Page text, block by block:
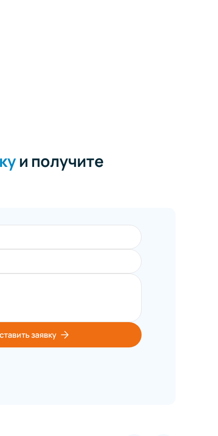
и получите
заявку